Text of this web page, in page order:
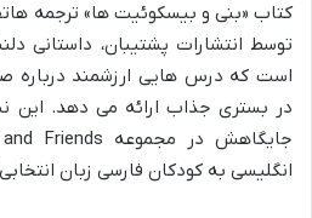
کتاب «بنی و بیسکوئیت ها» ترجمه
توسط انتشارات پشتیبان، داستانی
است که درس هایی ارزشمند درباره
در بستری جذاب ارائه می دهد. این
انگلیسی به کودکان فارسی زبان